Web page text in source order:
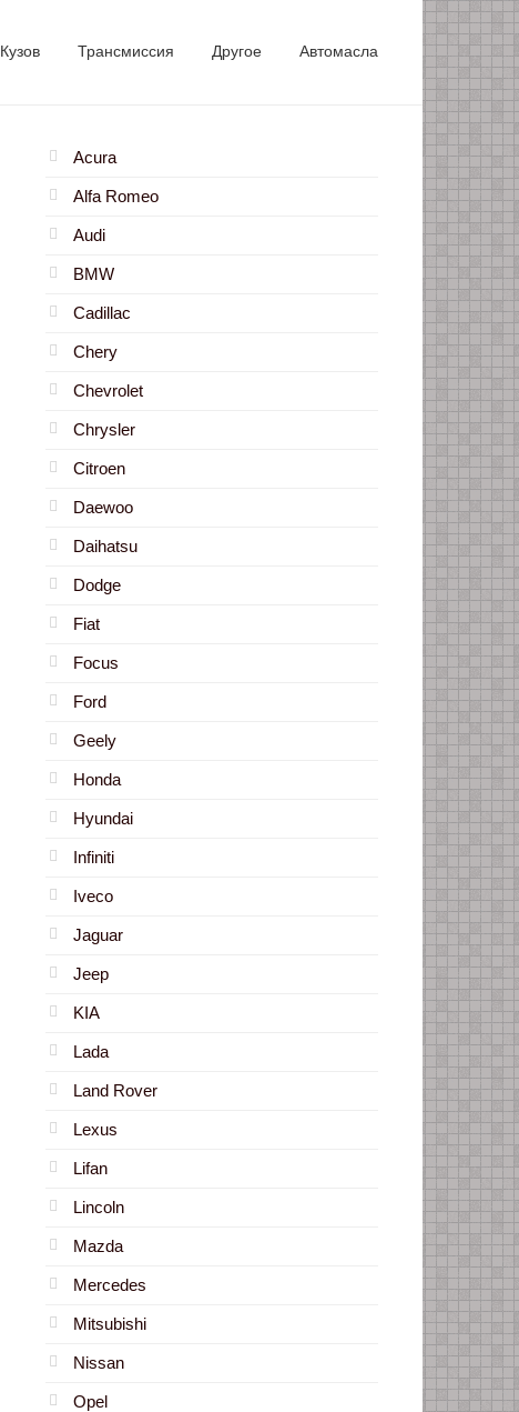
Кузов Трансмиссия Другое Автомасла
Acura
Alfa Romeo
Audi
BMW
Cadillac
Chery
Chevrolet
Chrysler
Citroen
Daewoo
Daihatsu
Dodge
Fiat
Focus
Ford
Geely
Honda
Hyundai
Infiniti
Iveco
Jaguar
Jeep
KIA
Lada
Land Rover
Lexus
Lifan
Lincoln
Mazda
Mercedes
Mitsubishi
Nissan
Opel